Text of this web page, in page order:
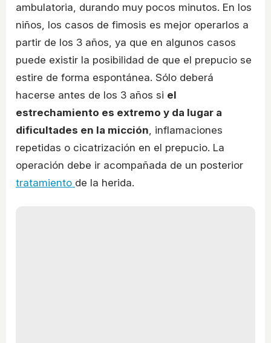
ambulatoria, durando muy pocos minutos. En los
niños, los casos de fimosis es mejor operarlos a
partir de los 3 años, ya que en algunos casos
puede existir la posibilidad de que el prepucio se
estire de forma espontánea. Sólo deberá
hacerse antes de los 3 años si el
estrechamiento es extremo y da lugar a
dificultades en la micción , inflamaciones
repetidas o cicatrización en el prepucio. La
operación debe ir acompañada de un posterior
tratamiento de la herida.